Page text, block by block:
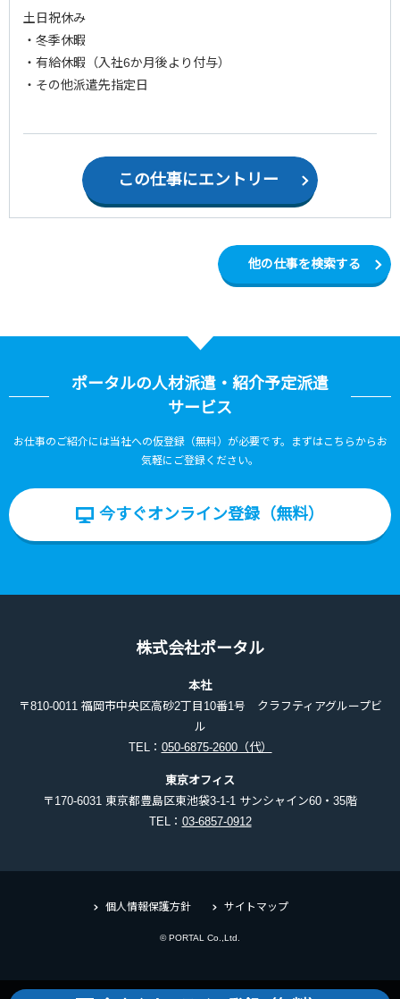
土日祝休み
・冬季休暇
・有給休暇（入社6か月後より付与）
・その他派遣先指定日
この仕事にエントリー
他の仕事を検索する
ポータルの人材派遣・紹介予定派遣
サービス
お仕事のご紹介には当社への仮登録（無料）が必要です。まずはこちらからお
気軽にご登録ください。
今すぐオンライン登録（無料）
株式会社ポータル
本社
〒810-0011 福岡市中央区高砂2丁目10番1号 クラフティアグループビ
ル
TEL： 050-6875-2600（代）
東京オフィス
〒170-6031 東京都豊島区東池袋3-1-1 サンシャイン60・35階
TEL： 03-6857-0912
個人情報保護方針 サイトマップ
© PORTAL Co.,Ltd.